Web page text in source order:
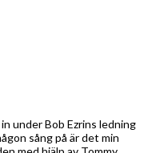
under Bob Ezrins ledning
sång på är det min